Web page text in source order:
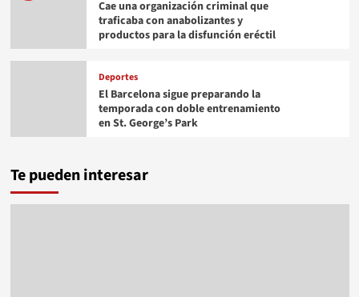
Cae una organización criminal que
traficaba con anabolizantes y
productos para la disfunción eréctil
Deportes
El Barcelona sigue preparando la
temporada con doble entrenamiento
en St. George’s Park
Te pueden interesar